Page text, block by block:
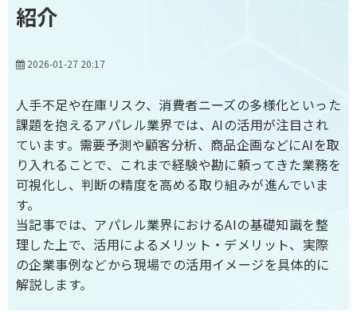
紹介
2026-01-27 20:17
人手不足や在庫リスク、消費者ニーズの多様化といった
課題を抱えるアパレル業界では、AIの活用が注目され
ています。需要予測や顧客分析、商品企画などにAIを取
り入れることで、これまで経験や勘に頼ってきた業務を
可視化し、判断の精度を高める取り組みが進んでいま
す。
当記事では、アパレル業界におけるAIの基礎知識を整
理した上で、活用によるメリット・デメリット、実際
の企業事例などから現場での活用イメージを具体的に
解説します。